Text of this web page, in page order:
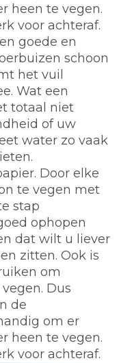
heen te vegen.
voor achteraf.
goede en
schoon
het vuil
Wat een
totaal niet
of uw
water zo vaak
Door elke
te vegen met
stap
ophopen
dat wilt u liever
zitten. Ook is
om
Dus
de
om er
heen te vegen.
voor achteraf.